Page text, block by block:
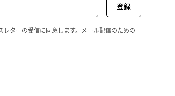
ターの受信に同意します。メール配信のための